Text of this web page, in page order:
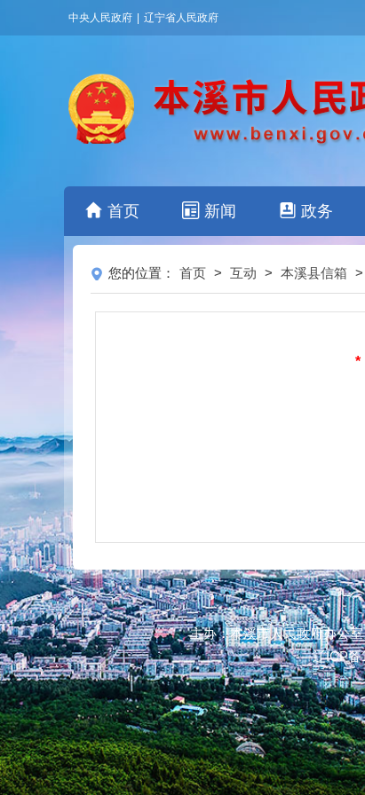
中央人民政府 辽宁省人民政府
首页 新闻 政务
您的位置： 首页 > 互动 > 本溪县信箱 >
*
主办：本溪市人民政府办公
辽ICP备